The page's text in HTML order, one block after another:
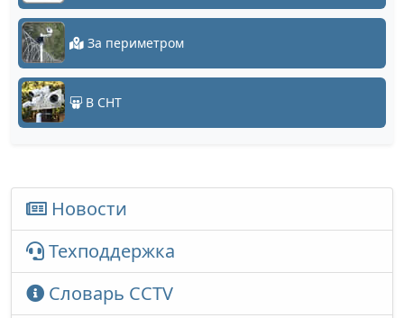
За периметром
В СНТ
Новости
Техподдержка
Словарь CCTV